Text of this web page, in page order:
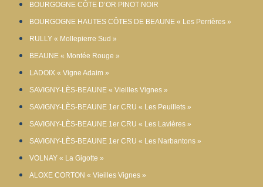
BOURGOGNE CÔTE D’OR PINOT NOIR
BOURGOGNE HAUTES CÔTES DE BEAUNE « Les Perrières »
RULLY « Mollepierre Sud »
BEAUNE « Montée Rouge »
LADOIX « Vigne Adaim »
SAVIGNY-LÈS-BEAUNE « Vieilles Vignes »
SAVIGNY-LÈS-BEAUNE 1er CRU « Les Peuillets »
SAVIGNY-LÈS-BEAUNE 1er CRU « Les Lavières »
SAVIGNY-LÈS-BEAUNE 1er CRU « Les Narbantons »
VOLNAY « La Gigotte »
ALOXE CORTON « Vieilles Vignes »